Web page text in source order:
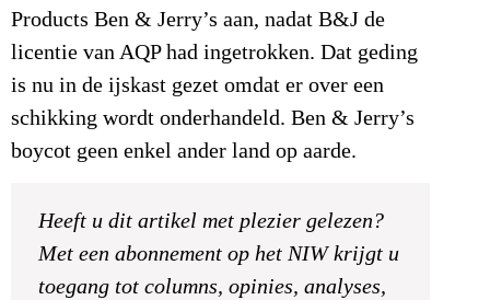
Products Ben & Jerry’s aan, nadat B&J de
licentie van AQP had ingetrokken. Dat geding
is nu in de ijskast gezet omdat er over een
schikking wordt onderhandeld. Ben & Jerry’s
boycot geen enkel ander land op aarde.
Heeft u dit artikel met plezier gelezen?
Met een abonnement op het NIW krijgt u
toegang tot columns, opinies, analyses,